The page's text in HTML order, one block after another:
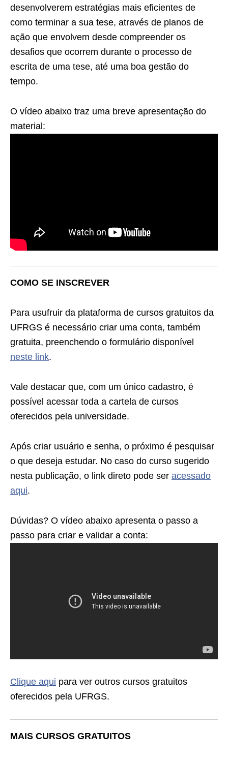
desenvolverem estratégias mais eficientes de
como terminar a sua tese, através de planos de
ação que envolvem desde compreender os
desafios que ocorrem durante o processo de
escrita de uma tese, até uma boa gestão do
tempo.
O vídeo abaixo traz uma breve apresentação do
material:
COMO SE INSCREVER
Para usufruir da plataforma de cursos gratuitos da
UFRGS é necessário criar uma conta, também
gratuita, preenchendo o formulário disponível
neste link.
Vale destacar que, com um único cadastro, é
possível acessar toda a cartela de cursos
oferecidos pela universidade.
Após criar usuário e senha, o próximo é pesquisar
o que deseja estudar. No caso do curso sugerido
nesta publicação, o link direto pode ser acessado
aqui.
Dúvidas? O vídeo abaixo apresenta o passo a
passo para criar e validar a conta:
Clique aqui para ver outros cursos gratuitos
oferecidos pela UFRGS.
MAIS CURSOS GRATUITOS